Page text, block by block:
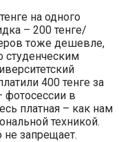
на одного
– 200 тенге/
тоже дешевле,
400 тенге за
фотосессии в
платная – как нам
техникой.
не запрещает.